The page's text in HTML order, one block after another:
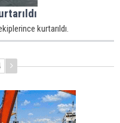
kurtarıldı.